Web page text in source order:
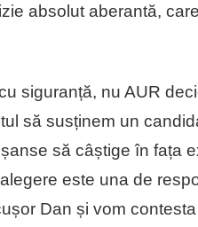
absolut aberantă,
siguranță, nu AUR
să susținem un
să câștige în fața
este una de
Dan și vom